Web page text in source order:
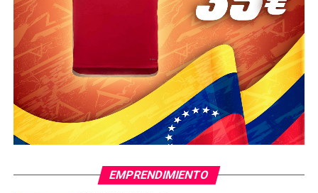
EMPRENDIMIENTO